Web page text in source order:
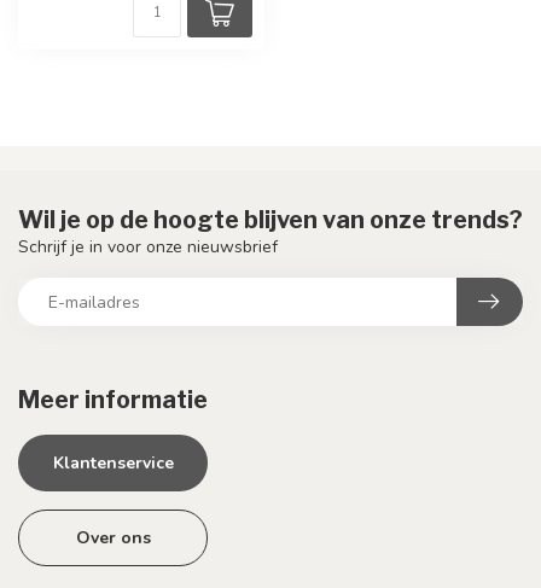
Meer informatie
Klantenservice
Over ons
Wil je op de hoogte blijven van onze trends?
Schrijf je in voor onze nieuwsbrief